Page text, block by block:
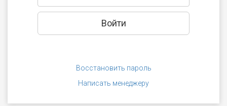
Восстановить пароль
Написать менеджеру